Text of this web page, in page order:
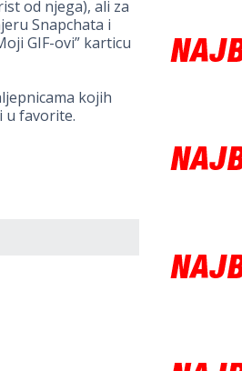
od njega), ali za
Snapchata i
GIF-ovi” karticu
kojih
u favorite.